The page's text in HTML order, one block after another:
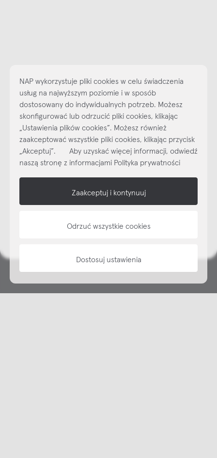
Najlepsze inspiracje i promocje na wyciągnięcie ręki, zapisz się już
dzisiaj do naszego cyklicznego newslettera!
SubskrybujNEWSLETTER
NAP
NAP wykorzystuje pliki cookies w celu świadczenia
usług na najwyższym poziomie i w sposób
dostosowany do indywidualnych potrzeb. Możesz
skonfigurować lub odrzucić pliki cookies, klikając
„Ustawienia plików cookies”. Możesz również
zaakceptować wszystkie pliki cookies, klikając przycisk
„Akceptuj”. Aby uzyskać więcej informacji, odwiedź
naszą stronę z informacjami Polityka prywatności
Zaakceptuj i kontynuuj
Odrzuć wszystkie cookies
Dostosuj ustawienia